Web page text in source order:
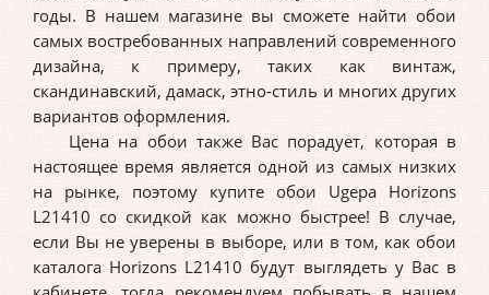
годы. В нашем магазине вы сможете найти обои
самых востребованных направлений современного
дизайна, к примеру, таких как винтаж,
скандинавский, дамаск, этно-стиль и многих других
вариантов оформления.
Цена на обои также Вас порадует, которая в
настоящее время является одной из самых низких
на рынке, поэтому купите обои Ugepa Horizons
L21410 со скидкой как можно быстрее! В случае,
если Вы не уверены в выборе, или в том, как обои
каталога Horizons L21410 будут выглядеть у Вас в